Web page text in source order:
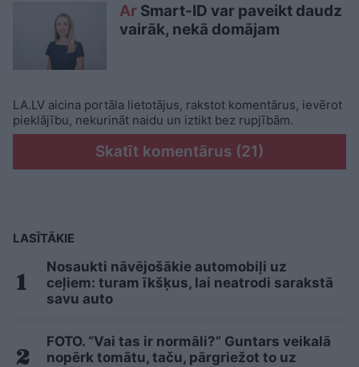
Ar Smart-ID var paveikt daudz
vairāk, nekā domājam
LA.LV aicina portāla lietotājus, rakstot komentārus, ievērot
pieklājību, nekurināt naidu un iztikt bez rupjībām.
Skatīt komentārus (21)
LASĪTĀKIE
Nosaukti nāvējošākie automobiļi uz
ceļiem: turam īkšķus, lai neatrodi sarakstā
savu auto
FOTO. “Vai tas ir normāli?” Guntars veikalā
nopērk tomātu, taču, pārgriežot to uz